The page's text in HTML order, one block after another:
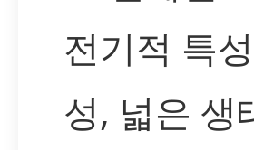
전기적 특
성, 넓은 생